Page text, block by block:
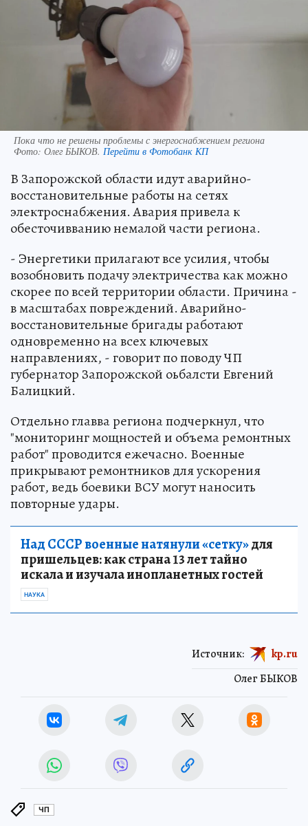
Пока что не решены проблемы с энергоснабжением региона
Фото: Олег БЫКОВ. Перейти в Фотобанк КП
В Запорожской области идут аварийно-
восстановительные работы на сетях
электроснабжения. Авария привела к
обесточивванию немалой части региона.
- Энергетики прилагают все усилия, чтобы
возобновить подачу электричества как можно
скорее по всей территории области. Причина -
в масштабах повреждений. Аварийно-
восстановительные бригады работают
одновременно на всех ключевых
направлениях, - говорит по поводу ЧП
губернатор Запорожской оьбалсти Евгений
Балицкий.
Отдельно главва региона подчеркнул, что
"мониторинг мощностей и объема ремонтных
работ" проводится ежечасно. Военные
прикрывают ремонтников для ускорения
работ, ведь боевики ВСУ могут наносить
повторные удары.
Над СССР военные натянули «сетку»для
пришельцев: как страна 13 лет тайно
искала и изучала инопланетных гостей
НАУКА
Олег БЫКОВ
Источник: kp.ru
ЧП